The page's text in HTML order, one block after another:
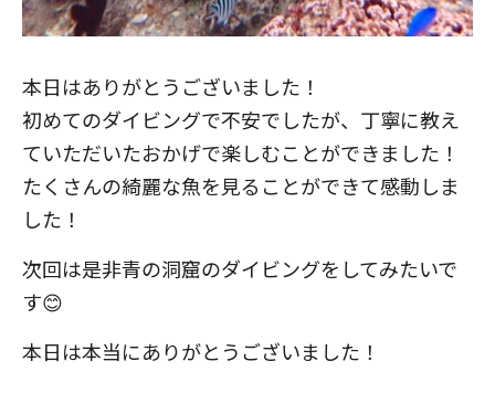
本日はありがとうございました！
初めてのダイビングで不安でしたが、丁寧に教え
ていただいたおかげで楽しむことができました！
たくさんの綺麗な魚を見ることができて感動しま
した！
次回は是非青の洞窟のダイビングをしてみたいで
す😊
本日は本当にありがとうございました！